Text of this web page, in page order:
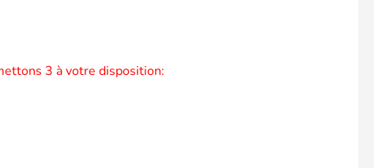
3 à votre disposition: